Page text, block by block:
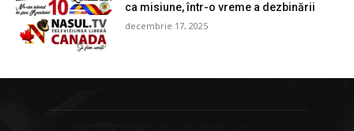
ca misiune, într-o vreme a dezbinării
decembrie 17, 2025